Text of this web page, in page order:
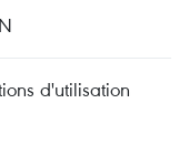
d'utilisation